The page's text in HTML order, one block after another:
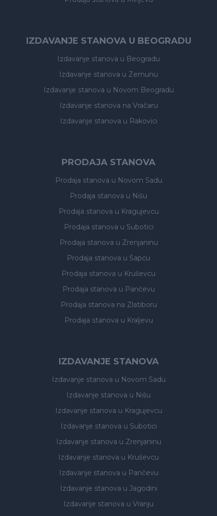
IZDAVANJE STANOVA U BEOGRADU
Izdavanje stanova u Beogradu
Izdavanje stanova u Zemunu
Izdavanje stanova u Novom Beogradu
Izdavanje stanova na Vračaru
Izdavanje stanova u Rakovici
PRODAJA STANOVA
Prodaja stanova u Novom Sadu
Prodaja stanova u Nišu
Prodaja stanova u Kragujevcu
Prodaja stanova u Subotici
Prodaja stanova u Zrenjaninu
Prodaja stanova u Šapcu
Prodaja stanova u Kruševcu
Prodaja stanova u Pančevu
Prodaja stanova na Zlatiboru
Prodaja stanova u Kraljevu
IZDAVANJE STANOVA
Izdavanje stanova u Novom Sadu
Izdavanje stanova u Nišu
Izdavanje stanova u Kragujevcu
Izdavanje stanova u Subotici
Izdavanje stanova u Zrenjaninu
Izdavanje stanova u Kruševcu
Izdavanje stanova u Pančevu
Izdavanje stanova u Jagodini
Izdavanje stanova u Vranju